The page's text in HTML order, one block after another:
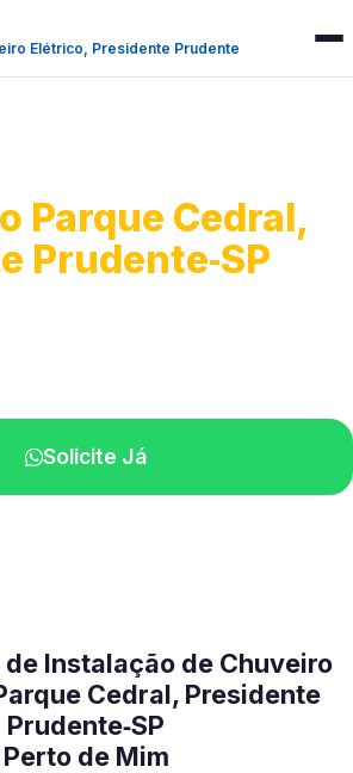
Elétrico, Presidente Prudente
Parque Cedral,
Prudente‑SP
Solicite Já
Instalação de Chuveiro
Cedral, Presidente
Prudente‑SP
Perto de Mim